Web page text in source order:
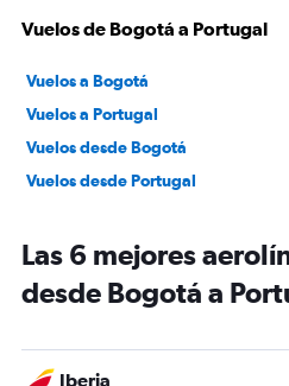
Vuelos de Bogotá a Portugal
Vuelos a Bogotá
Vuelos a Portugal
Vuelos desde Bogotá
Vuelos desde Portugal
Las 6 mejores
desde Bogotá a
Iberia